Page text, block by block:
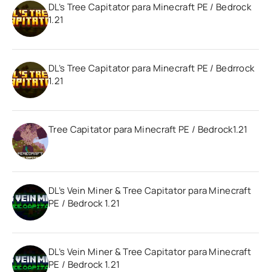
DL’s Tree Capitator para Minecraft PE / Bedrock
1.21
DL’s Tree Capitator para Minecraft PE / Bedrrock
1.21
Tree Capitator para Minecraft PE / Bedrock1.21
DL’s Vein Miner & Tree Capitator para Minecraft
PE / Bedrock 1.21
DL’s Vein Miner & Tree Capitator para Minecraft
PE / Bedrock 1.21